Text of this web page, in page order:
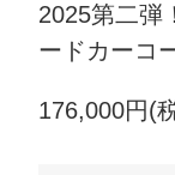
2025第二弾
ードカーコ
176,000円(